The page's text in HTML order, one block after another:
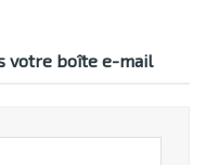
votre boîte e-mail